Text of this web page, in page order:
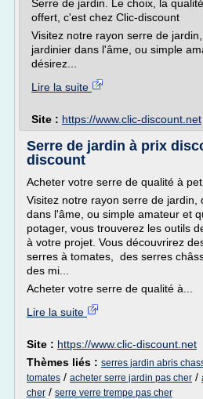
Serre de jardin. Le choix, la
offert, c'est chez Clic-discount
Visitez notre rayon serre de
jardinier dans l'âme, ou simple
désirez...
Lire la suite
Site : https://www.clic-discount.net
Serre de jardin à prix
discount
Acheter votre serre de qualité à
Visitez notre rayon serre de jardin,
dans l'âme, ou simple amateur et
potager, vous trouverez les outils
à votre projet. Vous découvrirez
serres à tomates, des serres
des mi...
Acheter votre serre de qualité à...
Lire la suite
Site : https://www.clic-discount.net
Thèmes liés : serres jardin abris
tomates / acheter serre jardin pas cher /
cher / serre verre trempe pas cher